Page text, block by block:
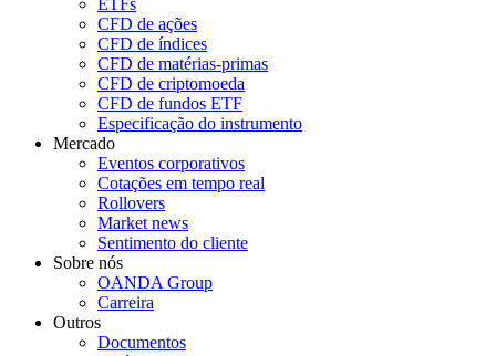
CFD de ações
CFD de índices
CFD de matérias-primas
CFD de criptomoeda
CFD de fundos ETF
Especificação do instrumento
Mercado
Eventos corporativos
Cotações em tempo real
Rollovers
Market news
Sentimento do cliente
Sobre nós
OANDA Group
Carreira
Outros
Documentos